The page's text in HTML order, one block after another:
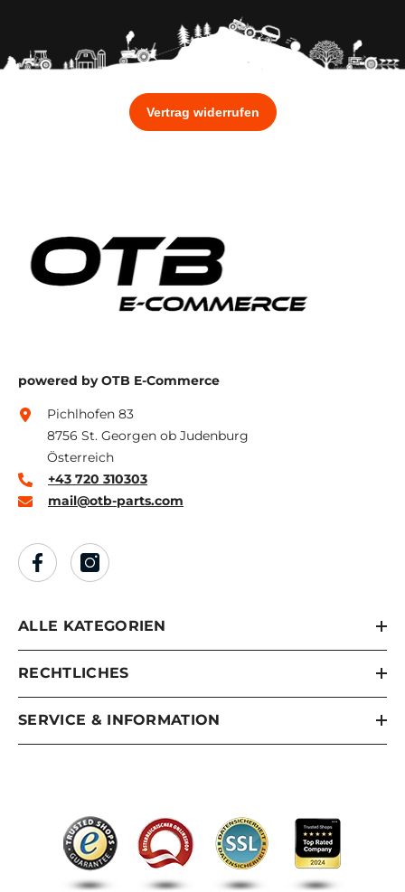
powered by OTB E-Commerce
Pichlhofen 83
8756 St. Georgen ob Judenburg
Österreich
+43 720 310303
mail@otb-parts.com
ALLE KATEGORIEN
RECHTLICHES
SERVICE & INFORMATION